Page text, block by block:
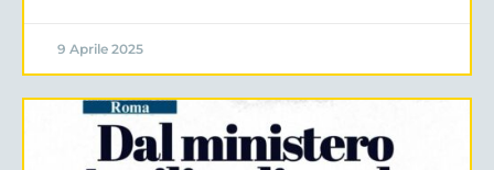
9 Aprile 2025